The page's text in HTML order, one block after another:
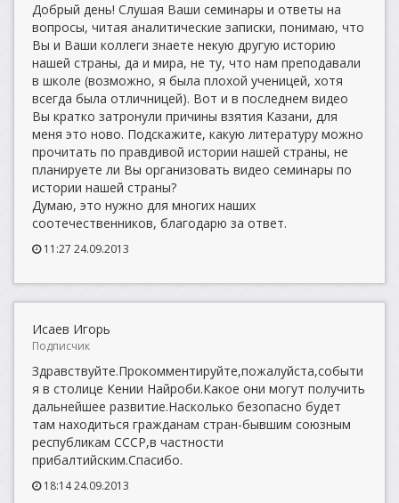
Добрый день! Слушая Ваши семинары и ответы на
вопросы, читая аналитические записки, понимаю, что
Вы и Ваши коллеги знаете некую другую историю
нашей страны, да и мира, не ту, что нам преподавали
в школе (возможно, я была плохой ученицей, хотя
всегда была отличницей). Вот и в последнем видео
Вы кратко затронули причины взятия Казани, для
меня это ново. Подскажите, какую литературу можно
прочитать по правдивой истории нашей страны, не
планируете ли Вы организовать видео семинары по
истории нашей страны?
Думаю, это нужно для многих наших
соотечественников, благодарю за ответ.
11:27 24.09.2013
Исаев Игорь
Подписчик
Здравствуйте.Прокомментируйте,пожалуйста,событи
я в столице Кении Найроби.Какое они могут получить
дальнейшее развитие.Насколько безопасно будет
там находиться гражданам стран-бывшим союзным
республикам СССР,в частности
прибалтийским.Спасибо.
18:14 24.09.2013